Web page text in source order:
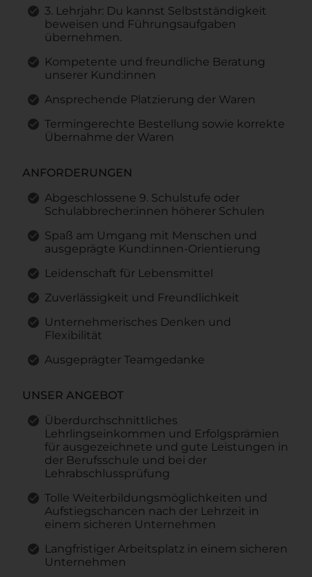
3. Lehrjahr: Du kannst Selbstständigkeit
beweisen und Führungsaufgaben
übernehmen.
Kompetente und freundliche Beratung
unserer Kund:innen
Ansprechende Platzierung der Waren
Termingerechte Bestellung sowie korrekte
Übernahme der Waren
ANFORDERUNGEN
Abgeschlossene 9. Schulstufe oder
Schulabbrecher:innen höherer Schulen
Spaß am Umgang mit Menschen und
ausgeprägte Kund:innen-Orientierung
Leidenschaft für Lebensmittel
Zuverlässigkeit und Freundlichkeit
Unternehmerisches Denken und
Flexibilität
Ausgeprägter Teamgedanke
UNSER ANGEBOT
Überdurchschnittliches
Lehrlingseinkommen und Erfolgsprämien
für ausgezeichnete und gute Leistungen in
der Berufsschule und bei der
Lehrabschlussprüfung
Tolle Weiterbildungsmöglichkeiten und
Aufstiegschancen nach der Lehrzeit in
einem sicheren Unternehmen
Langfristiger Arbeitsplatz in einem sicheren
Unternehmen